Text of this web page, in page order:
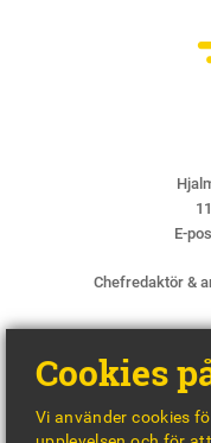
E-
Chefredaktör &
Cookies
Vi använder cookies